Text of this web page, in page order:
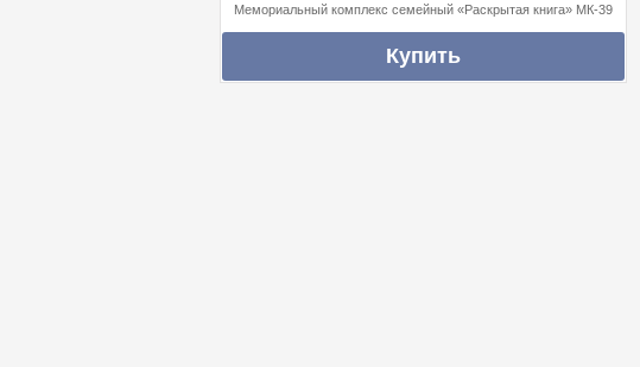
Мемориальный комплекс семейный «Раскрытая книга» МК-39